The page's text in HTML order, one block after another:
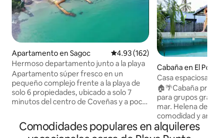
Apartamento en Sagoc Calificación promedio: 4.93 de
4.93 (162)
Hermoso departamento junto a la playa
Apartamento súper fresco en un
pequeño complejo frente a la playa de
solo 6 propiedades, ubicado a solo 7
minutos del centro de Coveñas y a poca
de playa y algunas tiendas. La zona es
perfecta para parejas, familias o amigos
Cabaña en El
Casa espaciosa
aire
🏠🌴Cabaña
para grupos
mar. Helena del
comodidad y
compartir. 👨‍👧‍👧Perfecta para familias y
amigos, con
Comodidades populares en alquileres